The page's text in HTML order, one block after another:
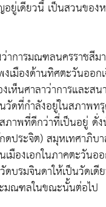
อยู่เดียวนี้ เป็นสวนข
าการมณฑลนครราชสี
มืองด้านทิศตะวันออก
ห็นศาลาว่าการและส
ดที่กำลังอยู่ในสภาพท
าพที่ดีกว่าที่เป็นอยู่ ดั่
ระจิต) สมุหเทศาภิบ
มืองเอกในภาคตะวันอ
รมจินดาให้เป็นวัดเ
มณฑลในขณะนั้นต่อไป